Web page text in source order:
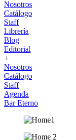
Nosotros
Catálogo
Staff
Librería
Blog
Editorial
+
Nosotros
Catálogo
Staff
Agenda
Bar Eterno